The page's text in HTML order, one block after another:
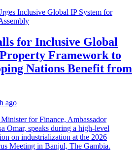
for Inclusive Global
Framework to
Nations Benefit from
ago